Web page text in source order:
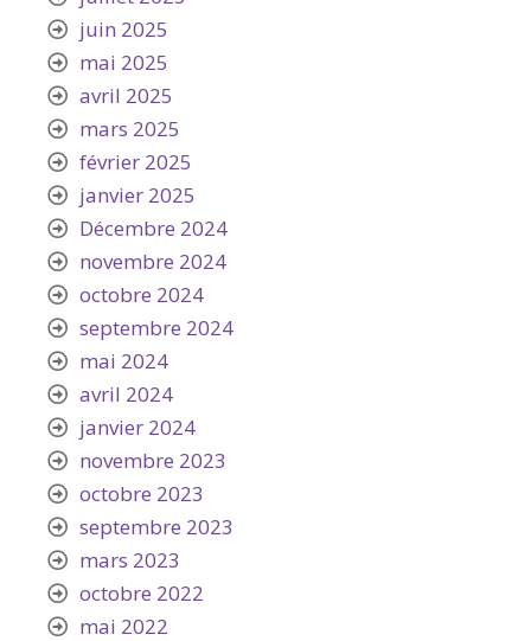
juin 2025
mai 2025
avril 2025
mars 2025
février 2025
janvier 2025
Décembre 2024
novembre 2024
octobre 2024
septembre 2024
mai 2024
avril 2024
janvier 2024
novembre 2023
octobre 2023
septembre 2023
mars 2023
octobre 2022
mai 2022